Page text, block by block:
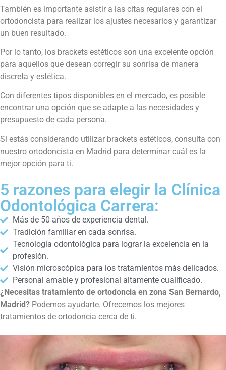
También es importante asistir a las citas regulares con el
ortodoncista para realizar los ajustes necesarios y garantizar
un buen resultado.
Por lo tanto, los brackets estéticos son una excelente opción
para aquellos que desean corregir su sonrisa de manera
discreta y estética.
Con diferentes tipos disponibles en el mercado, es posible
encontrar una opción que se adapte a las necesidades y
presupuesto de cada persona.
Si estás considerando utilizar brackets estéticos, consulta con
nuestro ortodoncista en Madrid para determinar cuál es la
mejor opción para ti.
5 razones para elegir la Clínica
Odontológica Carrera:
Más de 50 años de experiencia dental.
Tradición familiar en cada sonrisa.
Tecnología odontológica para lograr la excelencia en la
profesión.
Visión microscópica para los tratamientos más delicados.
Personal amable y profesional altamente cualificado.
¿Necesitas tratamiento de ortodoncia en zona San Bernardo,
Madrid? Podemos ayudarte. Ofrecemos los mejores
tratamientos de ortodoncia cerca de ti.